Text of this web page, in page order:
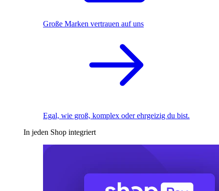
Große Marken vertrauen auf uns
Egal, wie groß, komplex oder ehrgeizig du bist.
In jeden Shop integriert